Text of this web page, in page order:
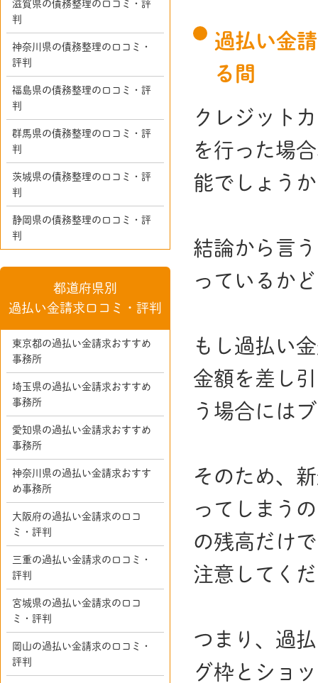
過払い金
る間
クレジット
を行った場
能でしょう
結論から言
っているか
もし過払い
金額を差し
う場合には
そのため、
ってしまう
の残高だけ
注意してく
つまり、過
グ枠とショ
滋賀県の債務整理の口コミ・評
判
神奈川県の債務整理の口コミ・
評判
福島県の債務整理の口コミ・評
判
群馬県の債務整理の口コミ・評
判
茨城県の債務整理の口コミ・評
判
静岡県の債務整理の口コミ・評
判
都道府県別
過払い金請求口コミ・評判
東京都の過払い金請求おすすめ
事務所
埼玉県の過払い金請求おすすめ
事務所
愛知県の過払い金請求おすすめ
事務所
神奈川県の過払い金請求おすす
め事務所
大阪府の過払い金請求の口コ
ミ・評判
三重の過払い金請求の口コミ・
評判
宮城県の過払い金請求の口コ
ミ・評判
岡山の過払い金請求の口コミ・
評判